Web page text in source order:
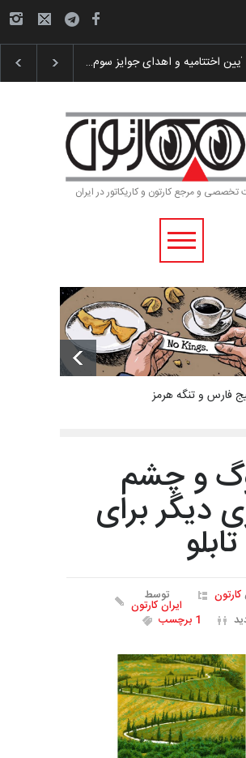
آیین اختتامیه و اهدای جوایز سوم…
تخصصی و مرجع کارتون و کاریکاتور در ایران
فارس و تنگه هرمز
و چشم
دیگر برای
کارتون توسط
ایران کارتون
1 برچسب